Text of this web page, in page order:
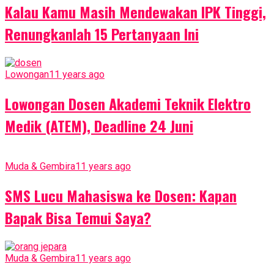
Kalau Kamu Masih Mendewakan IPK Tinggi,
Renungkanlah 15 Pertanyaan Ini
Lowongan11 years ago
Lowongan Dosen Akademi Teknik Elektro
Medik (ATEM), Deadline 24 Juni
Muda & Gembira11 years ago
SMS Lucu Mahasiswa ke Dosen: Kapan
Bapak Bisa Temui Saya?
Muda & Gembira11 years ago